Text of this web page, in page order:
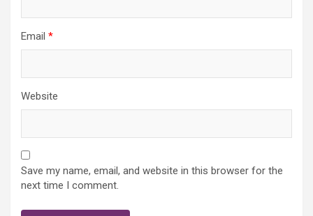
Email *
Website
Save my name, email, and website in this browser for the
next time I comment.